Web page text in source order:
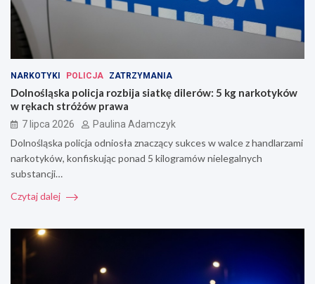
NARKOTYKI POLICJA ZATRZYMANIA
Dolnośląska policja rozbija siatkę dilerów: 5 kg narkotyków
w rękach stróżów prawa
7 lipca 2026 Paulina Adamczyk
Dolnośląska policja odniosła znaczący sukces w walce z handlarzami
narkotyków, konfiskując ponad 5 kilogramów nielegalnych
substancji…
Czytaj dalej